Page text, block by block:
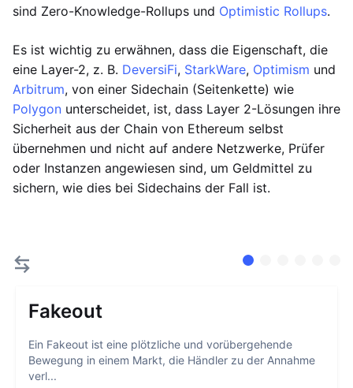
sind Zero-Knowledge-Rollups und Optimistic Rollups.
Es ist wichtig zu erwähnen, dass die Eigenschaft, die
eine Layer-2, z. B. DeversiFi, StarkWare, Optimism und
Arbitrum, von einer Sidechain (Seitenkette) wie
Polygon unterscheidet, ist, dass Layer 2-Lösungen ihre
Sicherheit aus der Chain von Ethereum selbst
übernehmen und nicht auf andere Netzwerke, Prüfer
oder Instanzen angewiesen sind, um Geldmittel zu
sichern, wie dies bei Sidechains der Fall ist.
Fakeout
Ein Fakeout ist eine plötzliche und vorübergehende
Bewegung in einem Markt, die Händler zu der Annahme
verl...